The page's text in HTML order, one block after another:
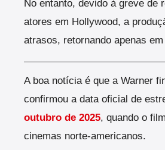
No entanto, devido à greve de
atores em Hollywood, a
atrasos, retornando apenas
A boa notícia é que a Warner
confirmou a data oficial de
outubro de 2025, quando o
cinemas norte-americanos.